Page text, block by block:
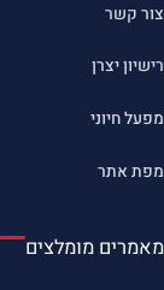
צור קשר
רישיון יצרן
מפעל חיוני
מפת אתר
מאמרים מומלצים